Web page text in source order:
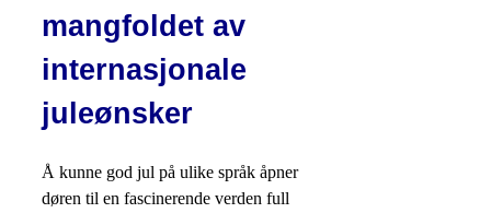
mangfoldet av
internasjonale
juleønsker
Å kunne god jul på ulike språk åpner
døren til en fascinerende verden full